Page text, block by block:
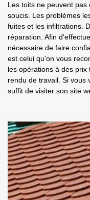
Les toits ne peuvent
soucis. Les problèmes
fuites et les infiltrations.
réparation. Afin
nécessaire de faire
est celui qu'on vous
les opérations à des
rendu de travail. Si vous
suffit de visiter son site